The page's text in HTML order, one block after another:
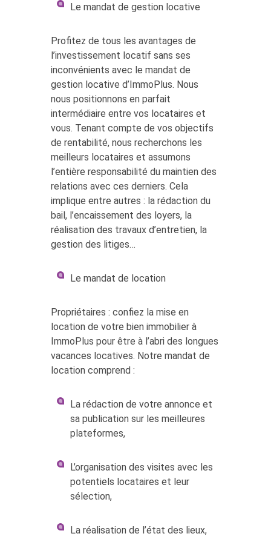
Le mandat de gestion locative
Profitez de tous les avantages de
l’investissement locatif sans ses
inconvénients avec le mandat de
gestion locative d’ImmoPlus. Nous
nous positionnons en parfait
intermédiaire entre vos locataires et
vous. Tenant compte de vos objectifs
de rentabilité, nous recherchons les
meilleurs locataires et assumons
l’entière responsabilité du maintien des
relations avec ces derniers. Cela
implique entre autres : la rédaction du
bail, l’encaissement des loyers, la
réalisation des travaux d’entretien, la
gestion des litiges…
Le mandat de location
Propriétaires : confiez la mise en
location de votre bien immobilier à
ImmoPlus pour être à l’abri des longues
vacances locatives. Notre mandat de
location comprend :
La rédaction de votre annonce et
sa publication sur les meilleures
plateformes,
L’organisation des visites avec les
potentiels locataires et leur
sélection,
La réalisation de l’état des lieux,